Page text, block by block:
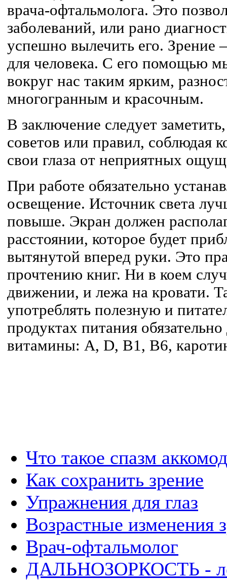
врача-офтальмолога. Это
заболеваний, или рано
успешно вылечить его. Зрение
для человека. С его помощью
вокруг нас таким ярким,
многогранным и красочным.
В заключение следует
советов или правил, соблюдая
свои глаза от неприятных
При работе обязательно
освещение. Источник света
повыше. Экран должен
расстоянии, которое будет
вытянутой вперед руки. Это
прочтению книг. Ни в коем
движении, и лежа на кровати.
употреблять полезную и
продуктах питания
витамины: А, D, В1, В6,
Что такое спазм
Как сохранить зрение
Упражнения для глаз
Возрастные изменения
Врач-офтальмолог
ДАЛЬНОЗОРКОСТЬ -